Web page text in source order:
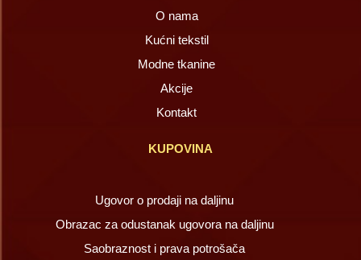
O nama
Kućni tekstil
Modne tkanine
Akcije
Kontakt
KUPOVINA
Ugovor o prodaji na daljinu
Obrazac za odustanak ugovora na daljinu
Saobraznost i prava potrošača